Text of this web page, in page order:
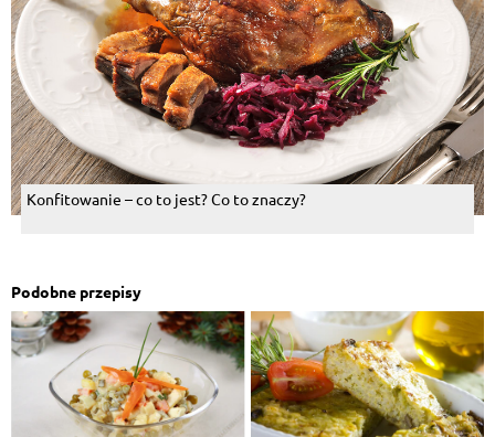
Konfitowanie – co to jest? Co to znaczy?
Podobne przepisy